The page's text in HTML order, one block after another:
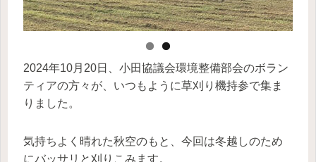
2024年10月20日、小田協議会環境整備部会のボラン
ティアの方々が、いつもように草刈り機持参で集ま
りました。
気持ちよく晴れた秋空のもと、今回は冬越しのため
にバッサリと刈りこみます。